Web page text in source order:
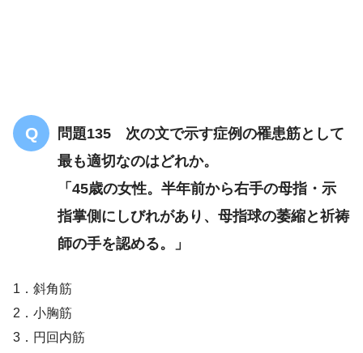
問題135 次の文で示す症例の罹患筋として
最も適切なのはどれか。
「45歳の女性。半年前から右手の母指・示
指掌側にしびれがあり、母指球の萎縮と祈祷
師の手を認める。」
1．斜角筋
2．小胸筋
3．円回内筋